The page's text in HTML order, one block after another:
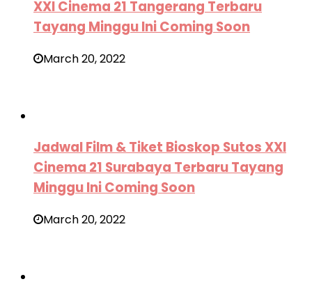
XXI Cinema 21 Tangerang Terbaru
Tayang Minggu Ini Coming Soon
March 20, 2022
Jadwal Film & Tiket Bioskop Sutos XXI
Cinema 21 Surabaya Terbaru Tayang
Minggu Ini Coming Soon
March 20, 2022